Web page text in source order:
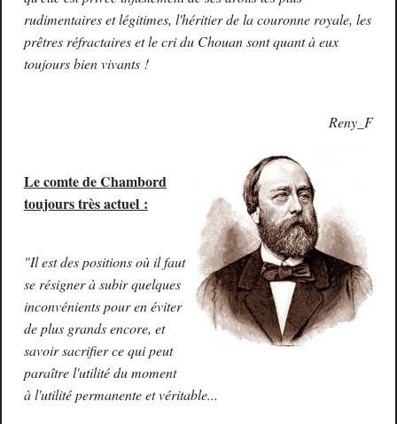
rudimentaires et légitimes, l'héritier de la couronne royale, les
prêtres réfractaires et le cri du Chouan sont quant à eux
toujours bien vivants !
Reny_F
Le comte de Chambord
toujours très actuel :
"Il est des positions où il faut
se résigner à subir quelques
inconvénients pour en éviter
de plus grands encore, et
savoir sacrifier ce qui peut
paraître l'utilité du moment
à l'utilité permanente et véritable...